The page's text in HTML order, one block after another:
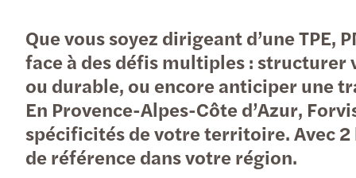
Que vous soyez dirigeant d’une
face à des défis multiples :
ou durable, ou encore anticiper une
En Provence-Alpes-Côte d’Azur,
spécificités de votre territoire. Avec
de référence dans votre région.